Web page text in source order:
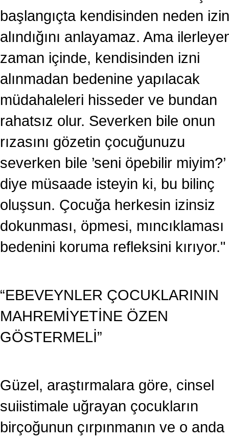
başlangıçta kendisinden neden izin
alındığını anlayamaz. Ama
zaman içinde, kendisinden izni
alınmadan bedenine yapılacak
müdahaleleri hisseder ve bundan
rahatsız olur. Severken bile onun
rızasını gözetin çocuğunuzu
severken bile ’seni öpebilir miyim?’
diye müsaade isteyin ki, bu bilinç
oluşsun. Çocuğa herkesin izinsiz
dokunması, öpmesi, mıncıklaması
bedenini koruma refleksini kırıyor."
“EBEVEYNLER ÇOCUKLARININ
MAHREMİYETİNE ÖZEN
GÖSTERMELİ”
Güzel, araştırmalara göre, cinsel
suiistimale uğrayan çocukların
birçoğunun çırpınmanın ve o anda